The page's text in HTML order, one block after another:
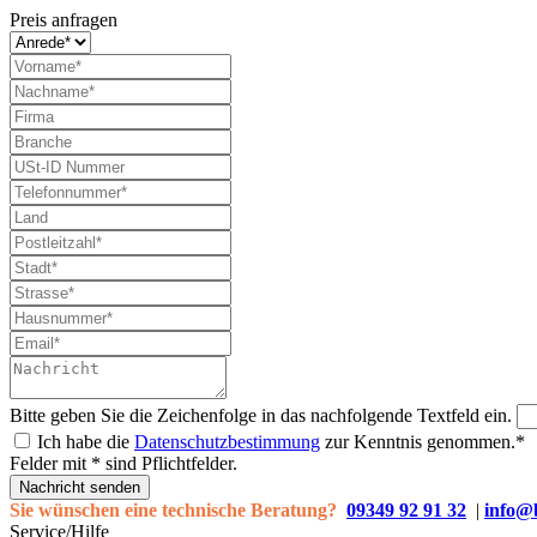
Preis anfragen
Bitte geben Sie die Zeichenfolge in das nachfolgende Textfeld ein.
Ich habe die Datenschutzbestimmung zur Kenntnis genommen.*
Felder mit * sind Pflichtfelder.
Nachricht senden
Sie wünschen eine technische Beratung? 09349 92 91 32 |
Service/Hilfe